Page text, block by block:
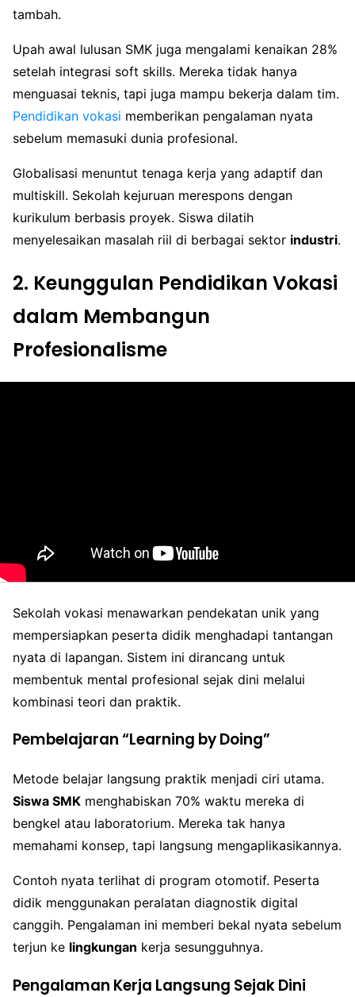
tambah.
Upah awal lulusan SMK juga mengalami kenaikan 28%
setelah integrasi soft skills. Mereka tidak hanya
menguasai teknis, tapi juga mampu bekerja dalam tim.
Pendidikan vokasi memberikan pengalaman nyata
sebelum memasuki dunia profesional.
Globalisasi menuntut tenaga kerja yang adaptif dan
multiskill. Sekolah kejuruan merespons dengan
kurikulum berbasis proyek. Siswa dilatih
menyelesaikan masalah riil di berbagai sektor industri.
2. Keunggulan Pendidikan Vokasi
dalam Membangun
Profesionalisme
Sekolah vokasi menawarkan pendekatan unik yang
mempersiapkan peserta didik menghadapi tantangan
nyata di lapangan. Sistem ini dirancang untuk
membentuk mental profesional sejak dini melalui
kombinasi teori dan praktik.
Pembelajaran “Learning by Doing”
Metode belajar langsung praktik menjadi ciri utama.
Siswa SMK menghabiskan 70% waktu mereka di
bengkel atau laboratorium. Mereka tak hanya
memahami konsep, tapi langsung mengaplikasikannya.
Contoh nyata terlihat di program otomotif. Peserta
didik menggunakan peralatan diagnostik digital
canggih. Pengalaman ini memberi bekal nyata sebelum
terjun ke lingkungan kerja sesungguhnya.
Pengalaman Kerja Langsung Sejak Dini